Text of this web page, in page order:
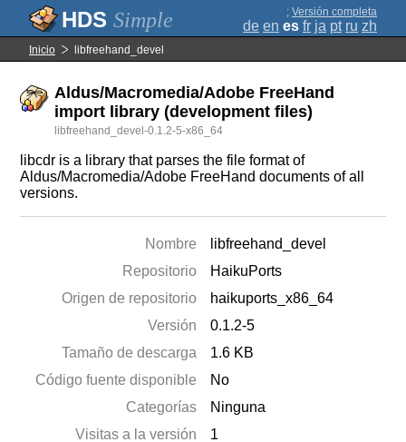
Simple ; Versión completa
de en es fr ja pt ru zh
Inicio libfreehand_devel
Aldus/Macromedia/Adobe FreeHand
import library (development files)
libfreehand_devel-0.1.2-5-x86_64
libcdr is a library that parses the file format of
Aldus/Macromedia/Adobe FreeHand documents of all
versions.
Nombre
libfreehand_devel
Repositorio
HaikuPorts
Origen de repositorio
haikuports_x86_64
Versión
0.1.2-5
Tamaño de descarga
1.6 KB
Código fuente disponible
No
Categorías
Ninguna
Visitas a la versión
1